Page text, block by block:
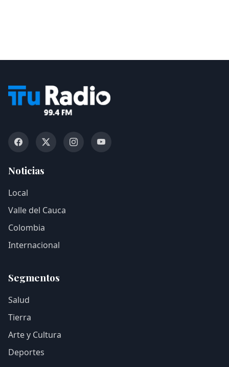
Noticias
Local
Valle del Cauca
Colombia
Internacional
Segmentos
Salud
Tierra
Arte y Cultura
Deportes